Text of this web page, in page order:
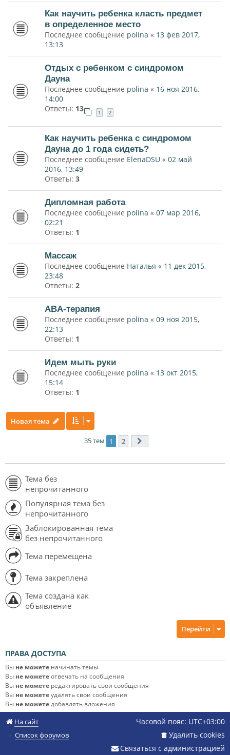
Как научить ребенка класть предмет
в определенное место
Последнее сообщение polina « 13 фев 2017,
13:13
Отдых с ребенком с синдромом
Дауна
Последнее сообщение polina « 16 ноя 2016,
14:00
Ответы: 13 1 2
Как научить ребенка с синдромом
Дауна до 1 года сидеть?
Последнее сообщение ElenaDSU « 02 май
2016, 13:49
Ответы: 3
Дипломная работа
Последнее сообщение polina « 07 мар 2016,
02:21
Ответы: 1
Массаж
Последнее сообщение Наталья « 11 дек 2015,
23:48
Ответы: 2
ABA-терапия
Последнее сообщение polina « 09 ноя 2015,
22:13
Ответы: 1
Идем мыть руки
Последнее сообщение polina « 13 окт 2015,
15:14
Ответы: 1
Новая тема
35 тем 1 2
Тема без
непрочитанного
Популярная тема без
непрочитанного
Заблокированная тема
без непрочитанного
Тема перемещена
Тема закреплена
Тема создана как
объявление
Перейти
ПРАВА ДОСТУПА
Вы не можете начинать темы
Вы не можетеотвечать на сообщения
Вы не можете редактировать свои сообщения
Вы не можетеудалять свои сообщения
Вы не можетедобавлять вложения
На сайт
Список форумов
Часовой пояс: UTC+03:00
Удалить cookies
Связаться с администрацией